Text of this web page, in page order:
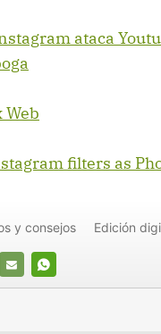
ataca
Web
filters as
E-
WHATSAPP
y consejos Edición